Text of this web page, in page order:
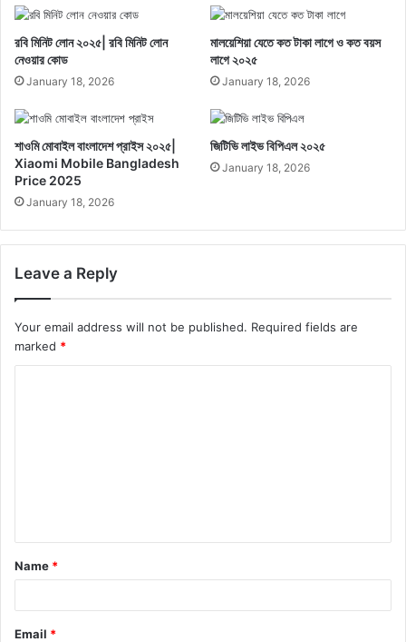
রবি মিনিট লোন ২০২৫| রবি মিনিট লোন
নেওয়ার কোড
January 18, 2026
মালয়েশিয়া যেতে কত টাকা লাগে ও কত বয়স
লাগে ২০২৫
January 18, 2026
শাওমি মোবাইল বাংলাদেশ প্রাইস ২০২৫|
Xiaomi Mobile Bangladesh
Price 2025
January 18, 2026
জিটিভি লাইভ বিপিএল ২০২৫
January 18, 2026
Leave a Reply
Your email address will not be published. Required fields are
marked *
t
*
Name *
Email *